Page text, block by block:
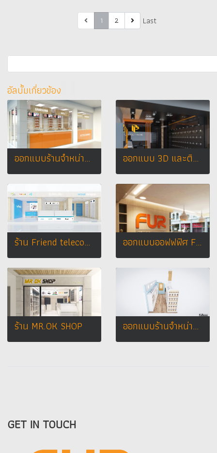
1 2 Last
อัลบั้มเกี่ยวข้อง
ออกแบบร้านจำหน่ายมือถือ ร้าน บ้าน มือถือ อ.กุยบุรี จ.ประจวบคีรีขันธ์ ออกแบบ 3D และติดตั้งร้านจำหน่ายมือถือ ร้าน PERFECT PHONE ห้างมาบุญครอง (MBK) กรุงเทพมหานคร
ร้าน Friend telecom (เฟรนเทเลคอม) ออกแบบออฟฟฟิศ FUR STUODIO DESIGN
ร้าน MR.OK SHOP ออกแบบร้านจำหน่ายมือถือ ร้านโฟนโฟน เทสโก้โลตัส อำเภอเสนา จังหวัดพระนครศรีอยุธยา
GET IN TOUCH